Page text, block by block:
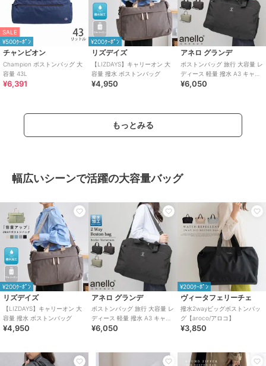
SALE
¥500ｸｰﾎﾟﾝ
チャンピオン
Champion ボストンバッグ 大
容量 43L
¥6,391
¥200ｸｰﾎﾟﾝ
リズデイズ
【LIZDAYS】キャリーオン 大
容量 撥水 ボストンバッグ
¥4,950
アネロ グランデ
ボストンバッグ 旅行 大容量 レ
ディース 軽量 撥水 A3 キャリ
ーオン 多収納 おしゃれ シンプ
¥6,050
もっとみる
幅広いシーンで活躍の大容量バッグ
¥200ｸｰﾎﾟﾝ
リズデイズ
【LIZDAYS】キャリーオン 大
容量 撥水 ボストンバッグ
¥4,950
アネロ グランデ
ボストンバッグ 旅行 大容量 レ
ディース 軽量 撥水 A3 キャリ
ーオン 多収納 おしゃれ シンプ
¥6,050
¥200ｸｰﾎﾟﾝ
ヴィータフェリーチェ
撥水2wayビッグボストンバッ
グ【aroco/アロコ】
¥3,850